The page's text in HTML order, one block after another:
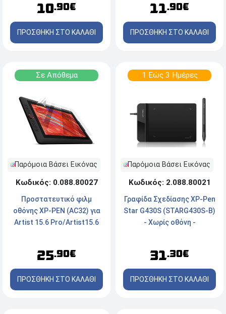
10.90€
ΠΡΟΣΘΗΚΗ ΣΤΟ ΚΑΛΑΘΙ
11.90€
ΠΡΟΣΘΗΚΗ ΣΤΟ ΚΑΛΑΘΙ
Σε Απόθεμα
Παρόμοια Βάσει Εικόνας
Κωδικός: 0.088.80027
Προστατευτικό φιλμ
οθόνης XP-PEN (AC32) για
Artist 15.6 Pro/Artist15.6
25.90€
ΠΡΟΣΘΗΚΗ ΣΤΟ ΚΑΛΑΘΙ
1 Εώς 3 Ημέρες
Παρόμοια Βάσει Εικόνας
Κωδικός: 2.088.80021
Γραφίδα Σχεδίασης XP-Pen
Star G430S (STARG430S-B)
- Χωρίς οθόνη -
31.30€
ΠΡΟΣΘΗΚΗ ΣΤΟ ΚΑΛΑΘΙ